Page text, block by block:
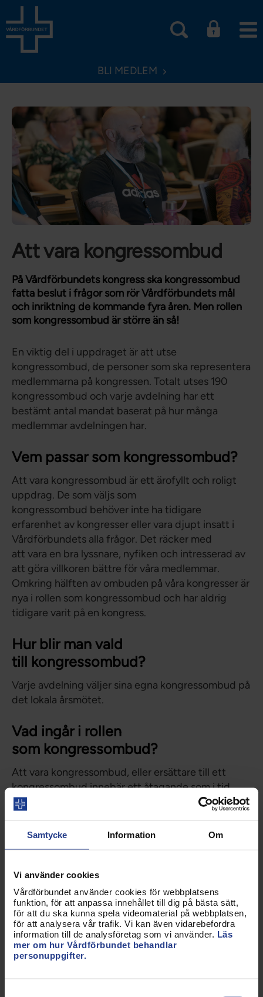
Samtycke Information Om
Vi använder cookies
Vårdförbundet använder cookies för webbplatsens
funktion, för att anpassa innehållet till dig på bästa sätt,
för att du ska kunna spela videomaterial på webbplatsen,
för att analysera vår trafik. Vi kan även vidarebefordra
information till de analysföretag som vi använder. Läs
mer om hur Vårdförbundet behandlar
personuppgifter.
BLI MEDLEM
Att vara kongressombud
På Vårdförbundets kongress ska kongressombud
fatta beslut i frågor som rör Vårdförbundets mål
och inriktning de kommande fyra åren. Men rollen
som kongressombud är större än så!
En viktig del i uppdraget är att utse
kongressombud, de personer som ska representera
medlemmarna på kongressen. Totalt utses 190
kongressombud och varje avdelning har ett
bestämt antal mandat baserat på hur många
medlemmar avdelningen har.
Vem passar som kongressombud?
Att vara kongressombud är ett ärofyllt och roligt
uppdrag. De som väljs som
kongressombud behöver inte ha tidigare
erfarenhet av kongresser eller vara djupt insatt i
Vårdförbundets alla frågor. Det räcker med
att vara en bra lyssnare, nyfiken och intresserad av
att göra villkoren bättre för våra medlemmar.
Omkring hälften av ombuden på våra kongresser är
nya i rollen som kongressombud och har aldrig
tidigare varit på en kongress.
Hur blir man vald
till kongressombud?
Varje avdelning väljer sina egna kongressombud på
det lokala årsmötet.
Vad ingår i rollen
som kongressombud?
Att vara kongressombud, eller ersättare till ett
kongressombud innebär ett åtagande som i tid
pågår fram till nästa kongress, även om merparten
avslutad kongress. Beroende på hur stor
avdelningen är och hur många kongressombud
uppdraget är ideellt kan kongressombudet själv
påverka hur mycket tid och
engagemang som kan läggas på
uppdraget. Men kongressombudet står aldrig
ensam, där finns alltid stöd från
avdelningsstyrelsen och organisationen.